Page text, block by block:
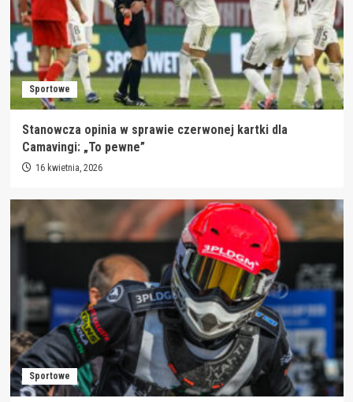
Sportowe
Stanowcza opinia w sprawie czerwonej kartki dla
Camavingi: „To pewne”
16 kwietnia, 2026
Sportowe